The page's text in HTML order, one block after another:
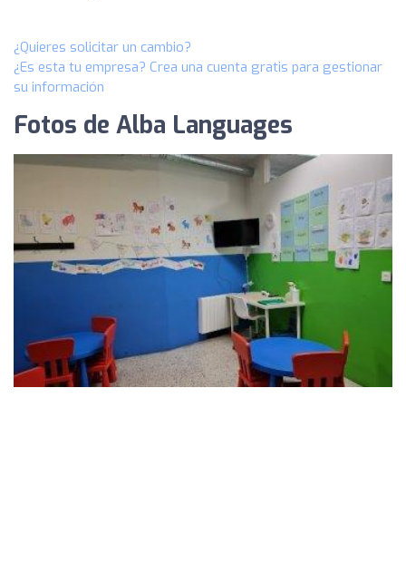
¿Quieres solicitar un cambio?
¿Es esta tu empresa? Crea una cuenta gratis para gestionar
su información
Fotos de Alba Languages